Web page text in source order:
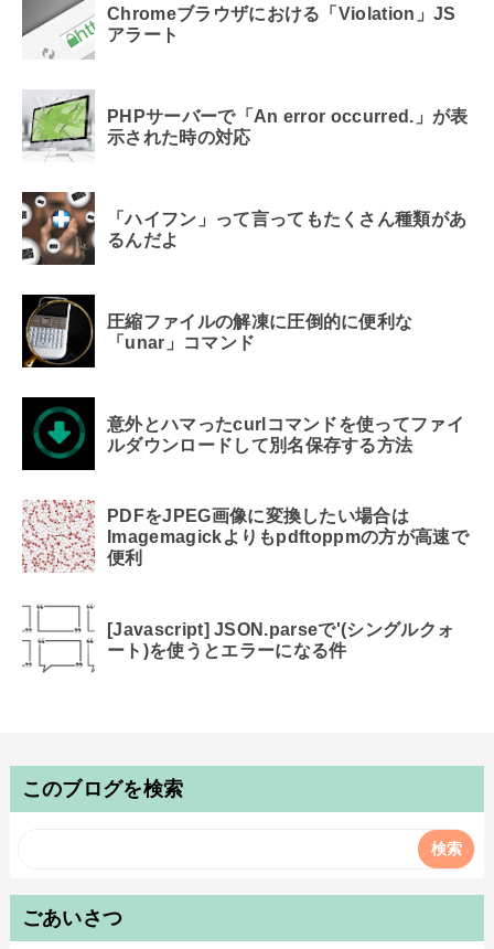
Chromeブラウザにおける「Violation」JS
アラート
PHPサーバーで「An error occurred.」が表
示された時の対応
「ハイフン」って言ってもたくさん種類があ
るんだよ
圧縮ファイルの解凍に圧倒的に便利な
「unar」コマンド
意外とハマったcurlコマンドを使ってファイ
ルダウンロードして別名保存する方法
PDFをJPEG画像に変換したい場合は
Imagemagickよりもpdftoppmの方が高速で
便利
[Javascript] JSON.parseで'(シングルクォ
ート)を使うとエラーになる件
このブログを検索
ごあいさつ